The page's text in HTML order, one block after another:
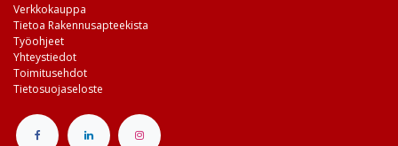
Verkkokauppa
Tietoa Rakennusapteekista
Työohjeet
Yhteystiedot
Toimitusehdot
Tietosuojaseloste